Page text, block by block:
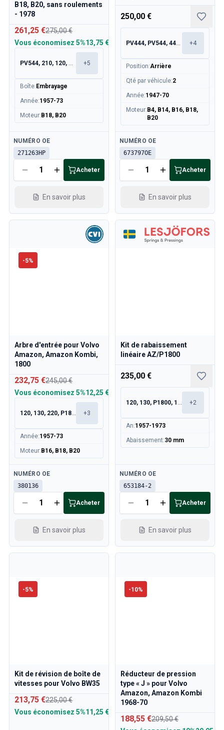
B18, B20, sans roulements
- 1978
261,25 €275,00 €
Vous économisez 5%13,75 €
PV544, 210, 120, 130 +5
Boîte: Embrayage
Année:1957-73
Moteur: B18, B20
Disponible
NUMÉRO OE
271263HP
Acheter
En savoir plus
250,00 €
PV444, PV544, 445, 210 +4
Position:Arrière
Qté par véhicule:2
Année:1947-70
Moteur: B4, B14, B16, B18,
B20
Disponible
NUMÉRO OE
673797OE
Acheter
En savoir plus
-5%
Arbre d'entrée pour Volvo
Amazon, Amazon Kombi,
1800
232,75 €245,00 €
Vous économisez 5%12,25 €
120, 130, 220, P1800 +3
Année:1957-73
Moteur: B16, B18, B20
Disponible
NUMÉRO OE
380136
Acheter
En savoir plus
Kit de rabaissement
linéaire AZ/P1800
235,00 €
120, 130, P1800, 1800S +2
An:1957-1973
Abaissement:30 mm
Disponible
NUMÉRO OE
653184-2
Acheter
En savoir plus
-5%
Kit de révision de boîte de
vitesses pour Volvo BW35
213,75 €225,00 €
Vous économisez 5%11,25 €
-10%
Réducteur de pression
type « J » pour Volvo
Amazon, Amazon Kombi
1968-70
188,55 €209,50 €